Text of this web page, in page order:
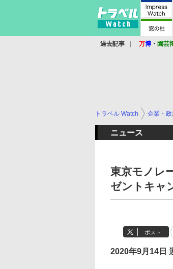
過去記事 万博 ・ 園芸
トラベル Watch 企業・
ニュース
東京モノレ
ゼントキャ
ポスト
2020年9月14日